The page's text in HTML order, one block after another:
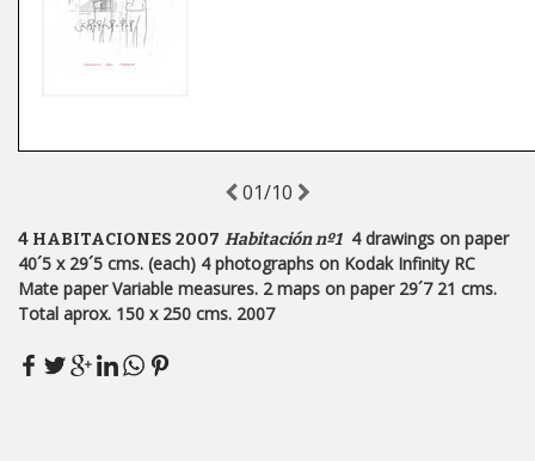
01/10
4 HABITACIONES 2007 Habitación nº1 4 drawings on paper
40´5 x 29´5 cms. (each) 4 photographs on Kodak Infinity RC
Mate paper Variable measures. 2 maps on paper 29´7 21 cms.
Total aprox. 150 x 250 cms. 2007